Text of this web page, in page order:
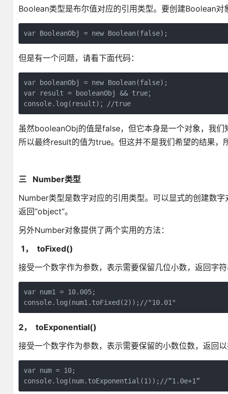
Boolean类型是布尔值对应的引用类型。要创建Boolean对
var BooleanObj = new Boolean(false);
但是有一个问题，请看下面代码：
var booleanObj = new Boolean(false);
var result = booleanObj && true；
console.log(result)；//true
虽然booleanObj的值是false，但它本身是一个对象，我们
所以最终result的值为true。但这并不是我们希望的结果，
三 Number类型
Number类型是数字对应的引用类型。可以显式的创建数
返回“object”。
另外Number对象提供了两个实用的方法：
1， toFixed()
接受一个数字作为参数，表示需要保留几位小数，返回
var num1 = 10.005;
console.log(num1.toFixed(2));//"10.01"
2， toExponential()
接受一个数字作为参数，表示需要保留的小数位数，返回
var num = 10;
console.log(num.toExponential(1));//”1.0e+1”